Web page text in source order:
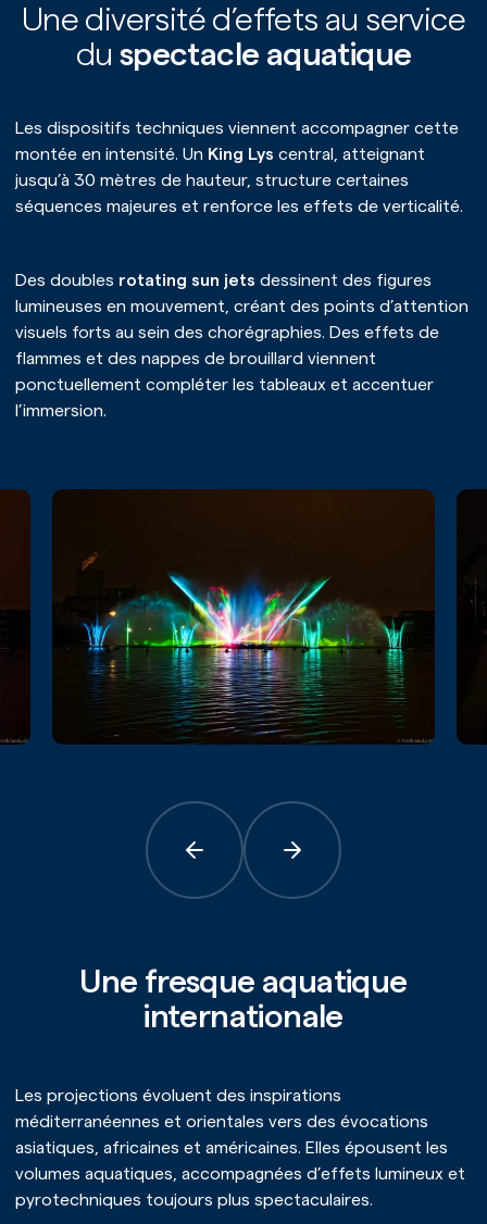
Notre univers
Notre expertise
Nos prestations
Nos références
Une diversité d’effets au service
du spectacle aquatique
Les dispositifs techniques viennent accompagner cette
montée en intensité. Un King Lys central, atteignant
jusqu’à 30 mètres de hauteur, structure certaines
séquences majeures et renforce les effets de verticalité.
Des doubles rotating sun jets dessinent des figures
lumineuses en mouvement, créant des points d’attention
visuels forts au sein des chorégraphies. Des effets de
flammes et des nappes de brouillard viennent
ponctuellement compléter les tableaux et accentuer
l’immersion.
Précédent Suivant
Une fresque aquatique
internationale
Les projections évoluent des inspirations
méditerranéennes et orientales vers des évocations
asiatiques, africaines et américaines. Elles épousent les
volumes aquatiques, accompagnées d’effets lumineux et
pyrotechniques toujours plus spectaculaires.